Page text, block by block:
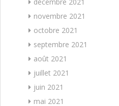
décembre 2021
novembre 2021
octobre 2021
septembre 2021
août 2021
juillet 2021
juin 2021
mai 2021